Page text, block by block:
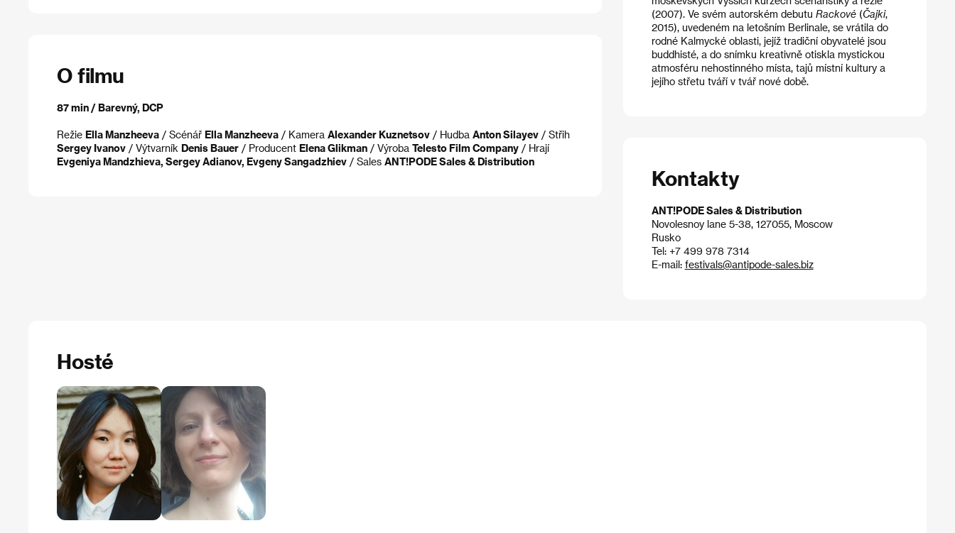
O filmu
87 min / Barevný, DCP
Režie Ella Manzheeva / Scénář Ella Manzheeva / Kamera Alexander Kuznetsov / Hudba Anton Silayev / Střih
Sergey Ivanov / Výtvarník Denis Bauer / Producent Elena Glikman / Výroba Telesto Film Company / Hrají
Evgeniya Mandzhieva, Sergey Adianov, Evgeny Sangadzhiev / Sales ANT!PODE Sales & Distribution
(2007). Ve svém autorském debutu Rackové(Čajki,
2015), uvedeném na letošním Berlinale, se vrátila do
rodné Kalmycké oblasti, jejíž tradiční obyvatelé jsou
buddhisté, a do snímku kreativně otiskla mystickou
atmosféru nehostinného místa, tajů místní kultury a
jejího střetu tváří v tvář nové době.
Kontakty
ANT!PODE Sales & Distribution
Novolesnoy lane 5-38, 127055, Moscow
Rusko
Tel: +7 499 978 7314
E-mail: festivals@antipode-sales.biz
Hosté